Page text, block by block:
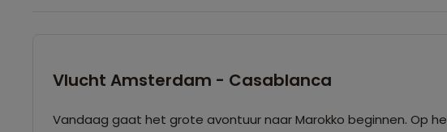
Vlucht Amsterdam - Casablanca
Vandaag gaat het grote avontuur naar Marokko beginnen. Op